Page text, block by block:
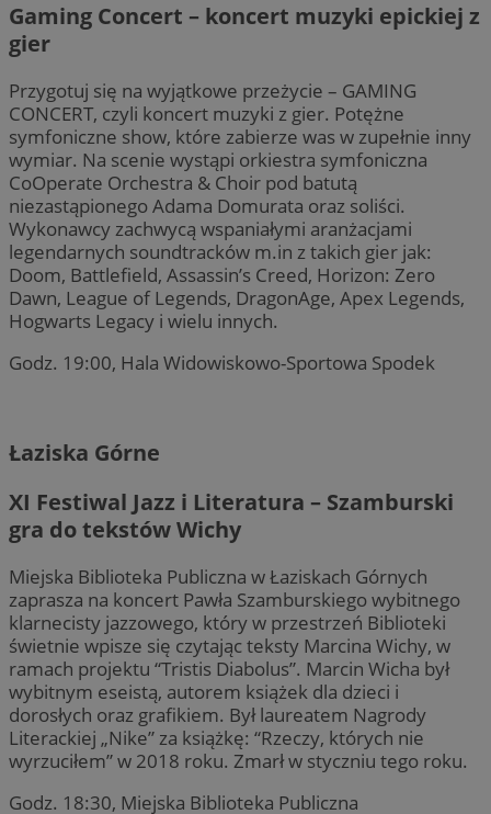
Gaming Concert – koncert muzyki epickiej z
gier
Przygotuj się na wyjątkowe przeżycie – GAMING
CONCERT, czyli koncert muzyki z gier. Potężne
symfoniczne show, które zabierze was w zupełnie inny
wymiar. Na scenie wystąpi orkiestra symfoniczna
CoOperate Orchestra & Choir pod batutą
niezastąpionego Adama Domurata oraz soliści.
Wykonawcy zachwycą wspaniałymi aranżacjami
legendarnych soundtracków m.in z takich gier jak:
Doom, Battlefield, Assassin’s Creed, Horizon: Zero
Dawn, League of Legends, DragonAge, Apex Legends,
Hogwarts Legacy i wielu innych.
Godz. 19:00, Hala Widowiskowo-Sportowa Spodek
Łaziska Górne
XI Festiwal Jazz i Literatura – Szamburski
gra do tekstów Wichy
Miejska Biblioteka Publiczna w Łaziskach Górnych
zaprasza na koncert Pawła Szamburskiego wybitnego
klarnecisty jazzowego, który w przestrzeń Biblioteki
świetnie wpisze się czytając teksty Marcina Wichy, w
ramach projektu “Tristis Diabolus”. Marcin Wicha był
wybitnym eseistą, autorem książek dla dzieci i
dorosłych oraz grafikiem. Był laureatem Nagrody
Literackiej „Nike” za książkę: “Rzeczy, których nie
wyrzuciłem” w 2018 roku. Zmarł w styczniu tego roku.
Godz. 18:30, Miejska Biblioteka Publiczna